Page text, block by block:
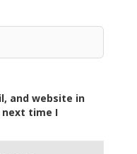
and website in
time I